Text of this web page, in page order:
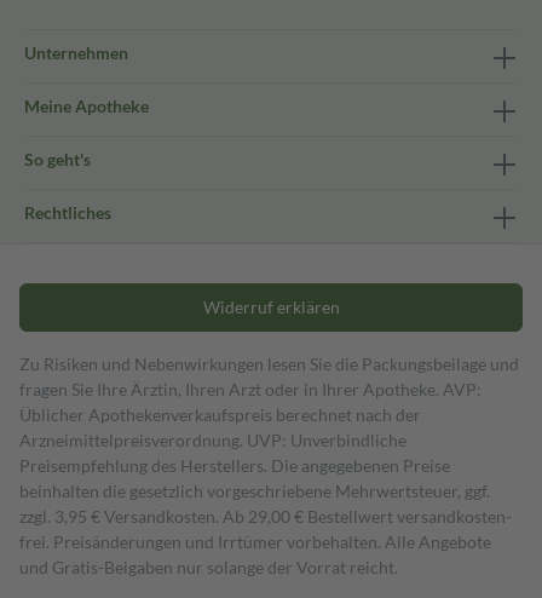
Unternehmen
Meine Apotheke
So geht's
Rechtliches
Widerruf erklären
Zu Risiken und Nebenwirkungen lesen Sie die Packungsbeilage und
fragen Sie Ihre Ärztin, Ihren Arzt oder in Ihrer Apotheke. AVP:
Üblicher Apothekenverkaufspreis berechnet nach der
Arzneimittelpreisverordnung. UVP: Unverbindliche
Preisempfehlung des Herstellers. Die angegebenen Preise
beinhalten die gesetzlich vorgeschriebene Mehrwertsteuer, ggf.
zzgl. 3,95 € Versandkosten. Ab 29,00 € Bestell­wert versand­kosten­
frei. Preisänderungen und Irrtümer vorbehalten. Alle Angebote
und Gratis-Beigaben nur solange der Vorrat reicht.